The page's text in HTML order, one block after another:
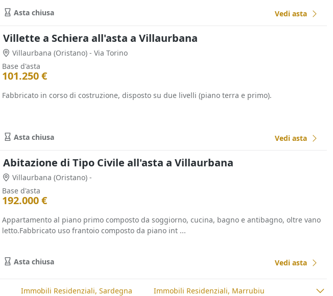
Asta chiusa Vedi asta
Villette a Schiera all'asta a Villaurbana
Villaurbana (Oristano) - Via Torino
Base d'asta
101.250 €
Fabbricato in corso di costruzione, disposto su due livelli (piano terra e primo).
Asta chiusa Vedi asta
Abitazione di Tipo Civile all'asta a Villaurbana
Villaurbana (Oristano) -
Base d'asta
192.000 €
Appartamento al piano primo composto da soggiorno, cucina, bagno e antibagno, oltre vano
letto.Fabbricato uso frantoio composto da piano int ...
Asta chiusa Vedi asta
Immobili Residenziali, Sardegna Immobili Residenziali, Marrubiu